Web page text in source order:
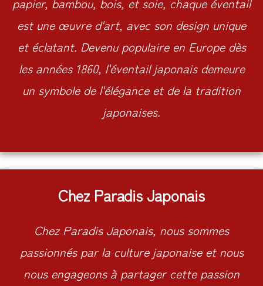
est une œuvre d'art, avec son design unique
et éclatant. Devenu populaire en Europe dès
les années 1860, l'éventail japonais demeure
un symbole de l'élégance et de la tradition
japonaises.
Chez Paradis Japonais
Chez Paradis Japonais, nous sommes
passionnés par la culture japonaise et nous
nous engageons à partager cette passion